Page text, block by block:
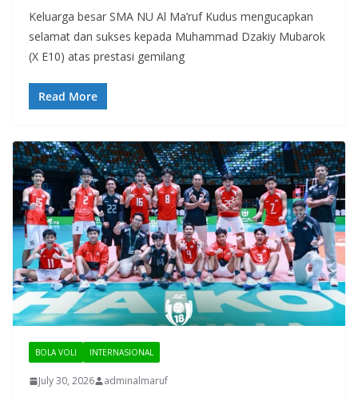
Keluarga besar SMA NU Al Ma’ruf Kudus mengucapkan
selamat dan sukses kepada Muhammad Dzakiy Mubarok
(X E10) atas prestasi gemilang
Read More
BOLA VOLI INTERNASIONAL
July 30, 2026 adminalmaruf